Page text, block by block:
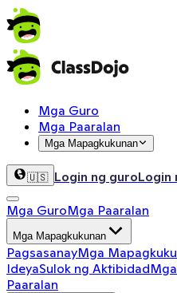
Mga Guro
Mga Paaralan
Mga Mapagkukunan
🇺🇸 Login ng guroLogin
Mga GuroMga Paaralan
Mga Mapagkukunan
PagsasanayMga
IdeyaSulok ng Aktibidad
Paaralan